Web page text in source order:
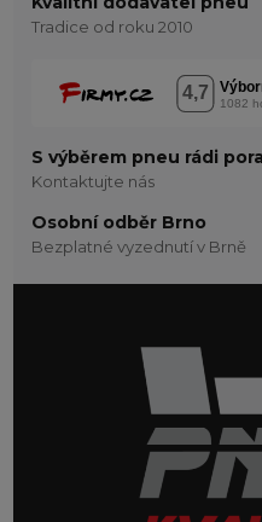
Tradice od roku 2010
S výběrem pneu rádi
Kontaktujte nás
Osobní odběr Brno
Bezplatné vyzednutí v Brně